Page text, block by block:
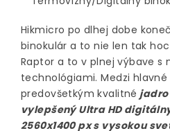
Hikmicro po dlhej dobe
binokulár a to nie len tak
Raptor a to v plnej výbave s
technológiami. Medzi
predovšetkým kvalitné jadro
vylepšený Ultra HD
2560x1400 px s vysokou